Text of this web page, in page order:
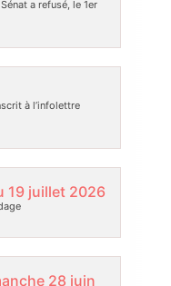
a refusé, le 1er
à l’infolettre
19 juillet 2026
28 juin